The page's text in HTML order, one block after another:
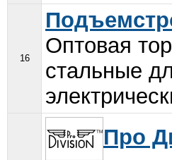
16
Оптовая
стальные
Про